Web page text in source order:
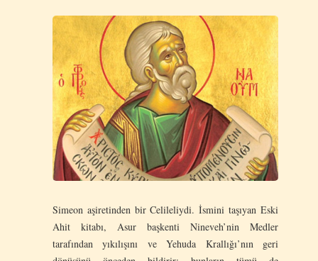
Simeon aşiretinden bir Celileliydi. İsmini taşıyan Eski
Ahit kitabı, Asur başkenti Nineveh’nin Medler
tarafından yıkılışını ve Yehuda Krallığı’nın geri